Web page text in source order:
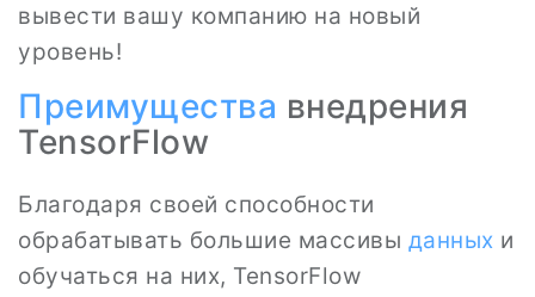
вывести вашу компанию на новый
уровень!
Преимущества внедрения
TensorFlow
Благодаря своей способности
обрабатывать большие массивы данных и
обучаться на них, TensorFlow